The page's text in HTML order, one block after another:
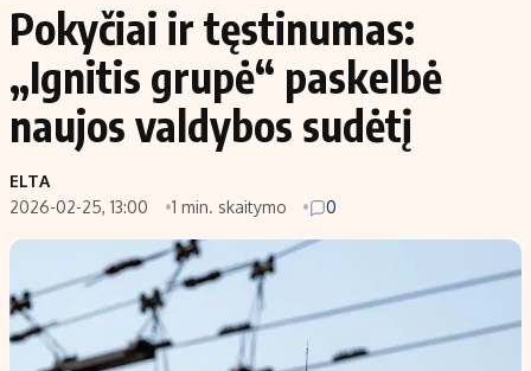
Aplinka
Energetika
Ekonomika
NT ir statybos
Įmonės
Žemės ūkis
Technologijos
Laisvalaikis
Populiarios temos
Investavimas
Akcijų rinka
Nedarbo išmokos skaičiuoklė
Indėliai
Pokyčiai ir tęstinumas:
„Ignitis grupė“ paskelbė
naujos valdybos sudėtį
ELTA
2026-02-25, 13:00
1 min. skaitymo 0